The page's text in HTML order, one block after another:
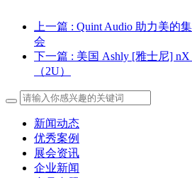
上一篇 : Quint Audio 助力美的
会
下一篇 : 美国 Ashly [雅士尼]
（2U）
新闻动态
优秀案例
展会资讯
企业新闻